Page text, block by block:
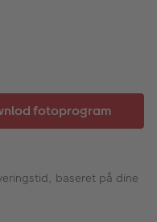
baseret på dine